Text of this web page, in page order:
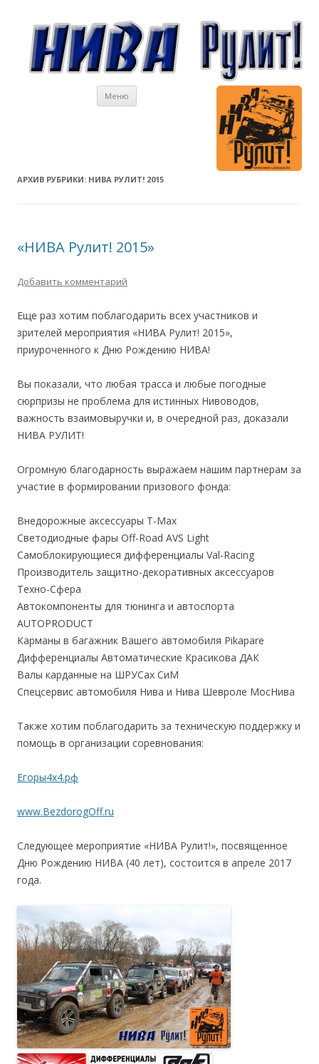
Меню Перейти к содержимому
АРХИВ РУБРИКИ: НИВА РУЛИТ! 2015
«НИВА Рулит! 2015»
Добавить комментарий
Еще раз хотим поблагодарить всех участников и
зрителей мероприятия «НИВА Рулит! 2015»,
приуроченного к Дню Рождению НИВА!
Вы показали, что любая трасса и любые погодные
сюрпризы не проблема для истинных Нивоводов,
важность взаимовыручки и, в очередной раз, доказали
НИВА РУЛИТ!
Огромную благодарность выражаем нашим партнерам за
участие в формировании призового фонда:
Внедорожные аксессуары T-Max
Светодиодные фары Off-Road AVS Light
Самоблокирующиеся дифференциалы Val-Racing
Производитель защитно-декоративных аксессуаров
Техно-Сфера
Автокомпоненты для тюнинга и автоспорта
AUTOPRODUCT
Карманы в багажник Вашего автомобиля Pikapare
Дифференциалы Автоматические Красикова ДАК
Валы карданные на ШРУСах СиМ
Спецсервис автомобиля Нива и Нива Шевроле МосНива
Также хотим поблагодарить за техническую поддержку и
помощь в организации соревнования:
Егоры4х4.рф
www.BezdorogOff.ru
Следующее мероприятие «НИВА Рулит!», посвященное
Дню Рождению НИВА (40 лет), состоится в апреле 2017
года.